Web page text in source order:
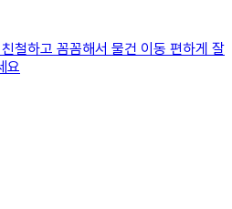
철하고 꼼꼼해서 물건 이동 편하게 잘
요